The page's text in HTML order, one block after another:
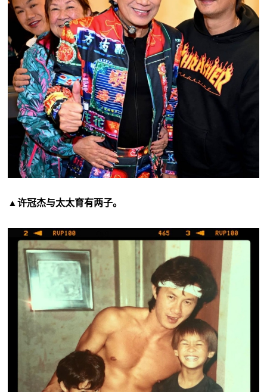
▲许冠杰与太太育有两子。